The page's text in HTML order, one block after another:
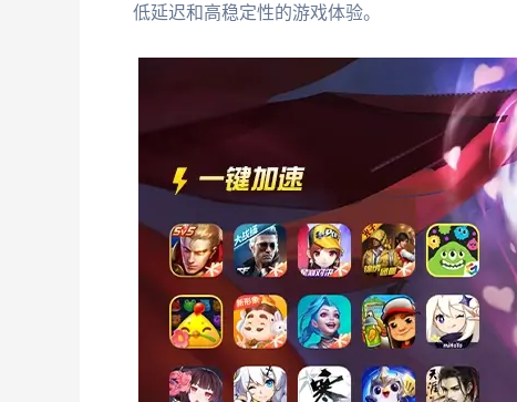
低延迟和高稳定性的游戏体验。